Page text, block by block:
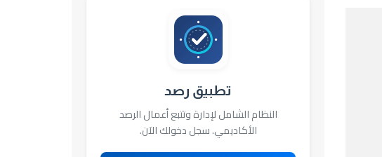
تطبيق رصد
النظام الشامل لإدارة وتتبع أعمال الرصد
الأكاديمي. سجل دخولك الآن.